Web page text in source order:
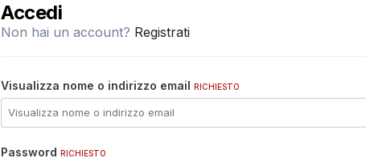
Accedi
Non hai un account? Registrati
Visualizza nome o indirizzo email RICHIESTO
Password RICHIESTO